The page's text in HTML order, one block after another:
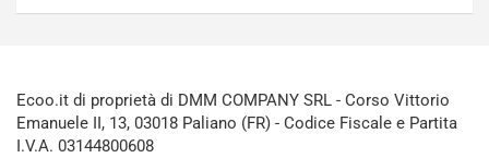
Ecoo.it di proprietà di DMM COMPANY SRL - Corso Vittorio
Emanuele II, 13, 03018 Paliano (FR) - Codice Fiscale e Partita
I.V.A. 03144800608